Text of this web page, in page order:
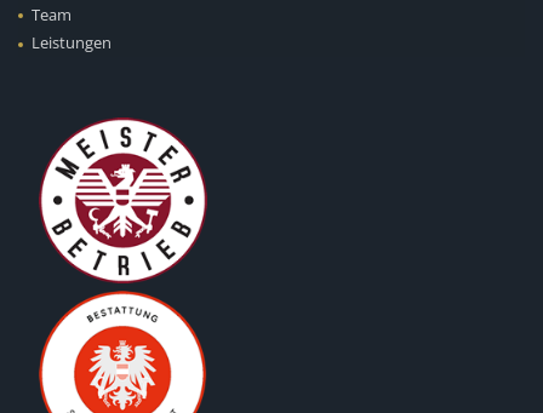
Team
Leistungen